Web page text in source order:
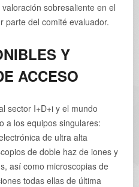
sobresaliente en el
parte del comité evaluador.
Y
ACCESO
sector I+D+i y el mundo
a los equipos singulares:
de ultra alta
de doble haz de iones y
así como microscopias de
todas ellas de última